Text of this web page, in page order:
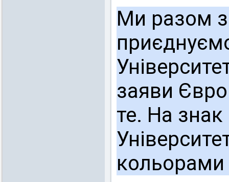
Ми разом з
заяви
те. На знак
кольорами